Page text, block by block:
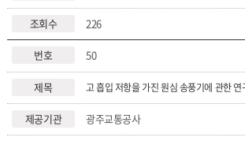
226
50
고 흡입 저항을 가진 원심 송풍기에 관한 연
광주교통공사